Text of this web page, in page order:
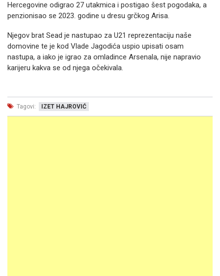
Hercegovine odigrao 27 utakmica i postigao šest pogodaka, a
penzionisao se 2023. godine u dresu grčkog Arisa.
Njegov brat Sead je nastupao za U21 reprezentaciju naše
domovine te je kod Vlade Jagodića uspio upisati osam
nastupa, a iako je igrao za omladince Arsenala, nije napravio
karijeru kakva se od njega očekivala.
Tagovi: IZET HAJROVIĆ